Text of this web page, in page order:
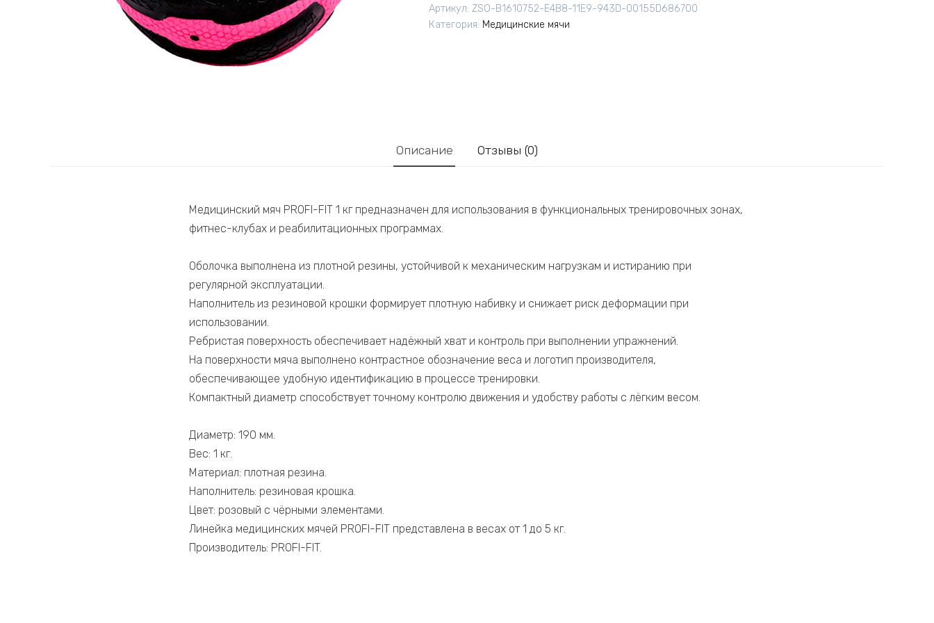
Артикул: ZSO-B1610752-E4B8-11E9-943D-00155D686700
Категория: Медицинские мячи
Описание Отзывы (0)
Медицинский мяч PROFI-FIT 1 кг предназначен для использования в функциональных тренировочных зонах,
фитнес-клубах и реабилитационных программах.
Оболочка выполнена из плотной резины, устойчивой к механическим нагрузкам и истиранию при
регулярной эксплуатации.
Наполнитель из резиновой крошки формирует плотную набивку и снижает риск деформации при
использовании.
Ребристая поверхность обеспечивает надёжный хват и контроль при выполнении упражнений.
На поверхности мяча выполнено контрастное обозначение веса и логотип производителя,
обеспечивающее удобную идентификацию в процессе тренировки.
Компактный диаметр способствует точному контролю движения и удобству работы с лёгким весом.
Диаметр: 190 мм.
Вес: 1 кг.
Материал: плотная резина.
Наполнитель: резиновая крошка.
Цвет: розовый с чёрными элементами.
Линейка медицинских мячей PROFI-FIT представлена в весах от 1 до 5 кг.
Производитель: PROFI-FIT.